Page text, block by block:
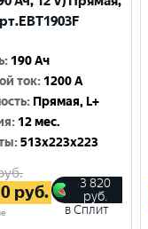
: 190 Ач
ток: 1200 A
: Прямая, L+
: 12 мес.
:513x223x223
руб.
3 820
руб.
в Сплит